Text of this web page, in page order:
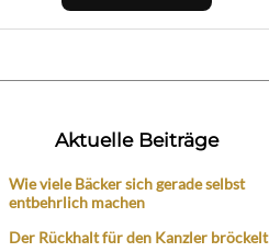
Aktuelle Beiträge
Wie viele Bäcker sich gerade selbst
entbehrlich machen
Der Rückhalt für den Kanzler bröckelt